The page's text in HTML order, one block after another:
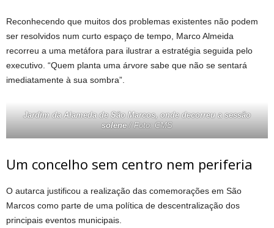
Reconhecendo que muitos dos problemas existentes não podem
ser resolvidos num curto espaço de tempo, Marco Almeida
recorreu a uma metáfora para ilustrar a estratégia seguida pelo
executivo. “Quem planta uma árvore sabe que não se sentará
imediatamente à sua sombra”.
Jardim da Alameda de São Marcos, onde decorreu a sessão
solene/ Foto: CMS
Um concelho sem centro nem periferia
O autarca justificou a realização das comemorações em São
Marcos como parte de uma política de descentralização dos
principais eventos municipais.